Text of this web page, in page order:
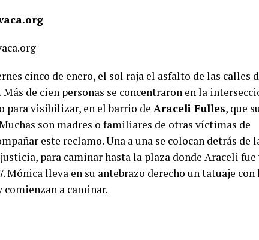
cinco de enero, el sol raja el asfalto de las calles
de cien personas se concentraron en la
para visibilizar, en el barrio de Araceli Fulles, que
son madres o familiares de otras víctimas de
este reclamo. Una a una se colocan detrás de
para caminar hasta la plaza donde Araceli
Mónica lleva en su antebrazo derecho un tatuaje con
comienzan a caminar.